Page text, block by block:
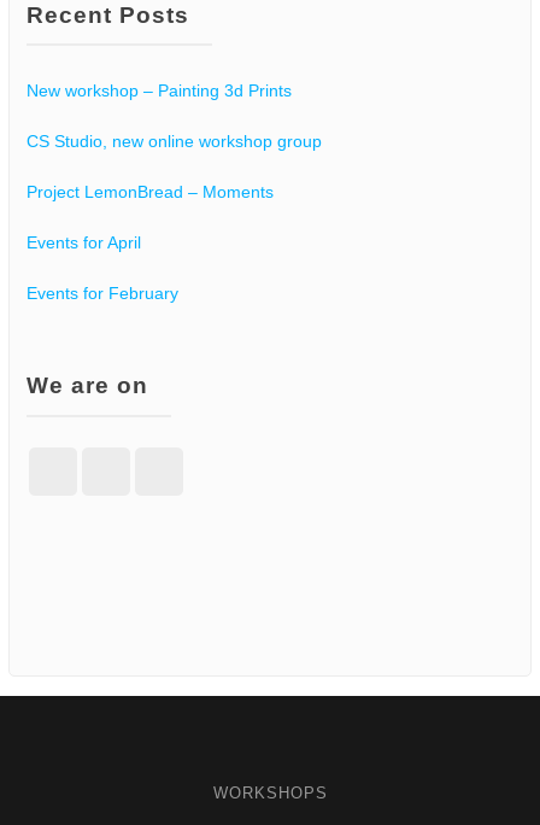
Recent Posts
New workshop – Painting 3d Prints
CS Studio, new online workshop group
Project LemonBread – Moments
Events for April
Events for February
We are on
WORKSHOPS